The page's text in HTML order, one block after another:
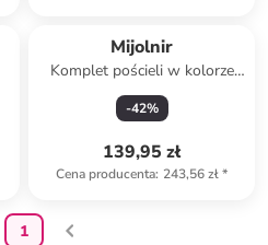
Mijolnir
Komplet pościeli w kolorze
beżowym
-42%
139,95 zł
Cena producenta: 243,56 zł*
1